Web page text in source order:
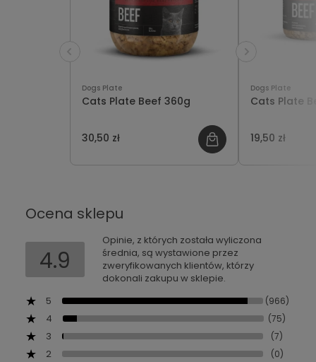
Dogs Plate
Cats Plate Beef 360g
30,50 zł
Dogs Plate
Cats Plate
19,50 zł
Ocena sklepu
4.9
Opinie, z których została wyliczona
średnia, są wystawione przez
zweryfikowanych klientów, którzy
dokonali zakupu w sklepie.
5
(966)
4 (75)
3 (7)
2 (0)